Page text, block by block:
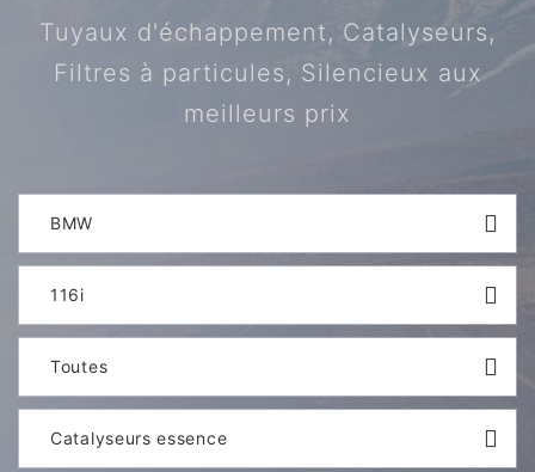
Tuyaux d'échappement, Catalyseurs,
Filtres à particules, Silencieux aux
meilleurs prix
BMW
116i
Toutes
Catalyseurs essence